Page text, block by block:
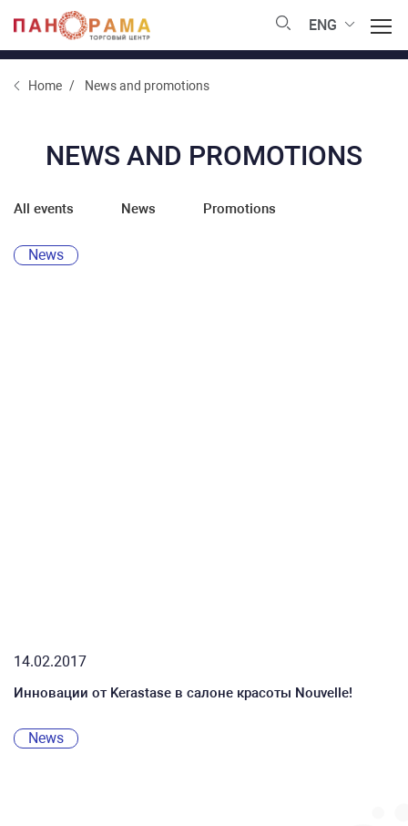
ENG
Home News and promotions
NEWS AND PROMOTIONS
All events News Promotions
News
14.02.2017
Инновации от Kerastase в салоне красоты Nouvelle!
News